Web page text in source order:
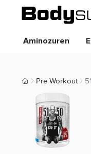
Aminozuren
Body Supplies |
Pre Workout